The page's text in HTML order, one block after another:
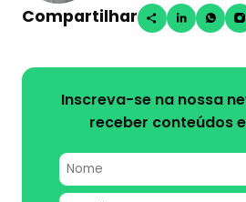
Compartilhar
Inscreva-se na nossa
receber conteúdos